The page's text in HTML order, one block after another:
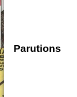
Parutions